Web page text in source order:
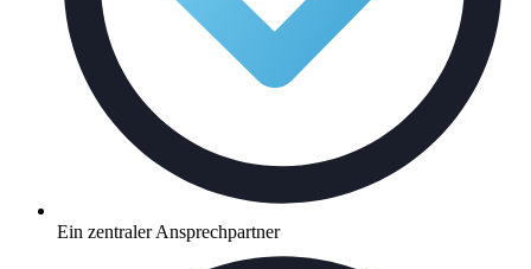
Ein zentraler Ansprechpartner